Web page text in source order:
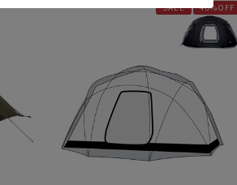
SALE 40%OFF